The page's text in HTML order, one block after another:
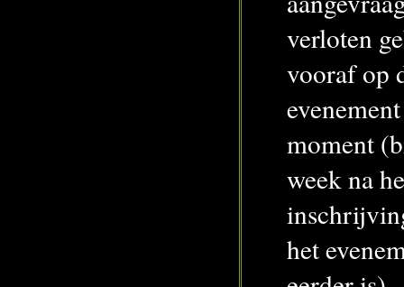
verloten
vooraf op
moment
week na
het